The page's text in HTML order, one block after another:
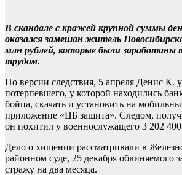
В скандале с кражей крупной суммы
оказался замешан житель
млн рублей, которые были
трудом.
По версии следствия, 5 апреля Денис К.
потерпевшего, у которой находились
бойца, скачать и установить на
приложение «ЦБ защита». Следом,
он похитил у военнослужащего 3 202
Дело о хищении рассматривали в
районном суде, 25 декабря обвиняемого
стражу на два месяца.